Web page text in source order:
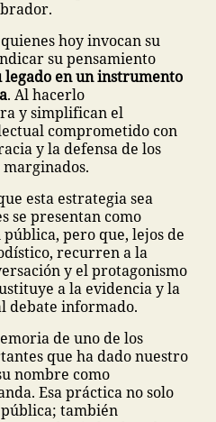
hoy invocan su
su pensamiento
en un instrumento
. Al hacerlo
y simplifican el
comprometido con
y la defensa de los
esta estrategia sea
se presentan como
pero que, lejos de
recurren a la
y el protagonismo
a la evidencia y la
debate informado.
de uno de los
que ha dado nuestro
nombre como
Esa práctica no solo
también